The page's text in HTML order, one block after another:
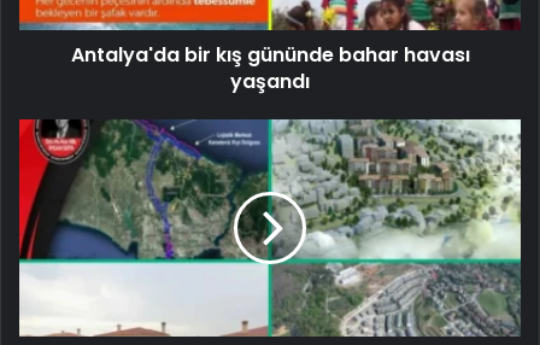
Antalya'da bir kış gününde bahar havası
yaşandı